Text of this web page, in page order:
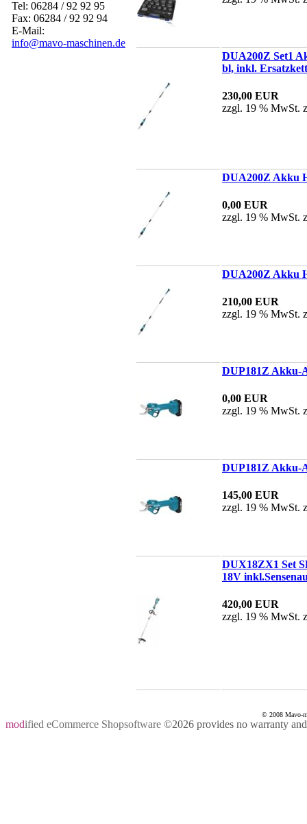
Tel: 06284 / 92 92 95
Fax: 06284 / 92 92 94
E-Mail:
info@mavo-maschinen.de
DUA200Z Set1
bl, inkl.
230,00 EUR
zzgl. 19 % MwSt.
DUA200Z Akku
0,00 EUR
zzgl. 19 % MwSt.
DUA200Z Akku
210,00 EUR
zzgl. 19 % MwSt.
DUP181Z Akku-
0,00 EUR
zzgl. 19 % MwSt.
DUP181Z Akku-
145,00 EUR
zzgl. 19 % MwSt.
DUX18ZX1 Set
18V
420,00 EUR
zzgl. 19 % MwSt.
© 2008 Mavo-
modified eCommerce Shopsoftware ©2026 provides no warranty